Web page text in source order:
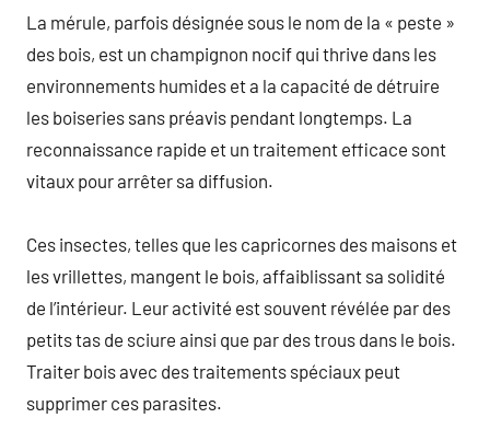
La mérule, parfois désignée sous le nom de la « peste »
des bois, est un champignon nocif qui thrive dans les
environnements humides et a la capacité de détruire
les boiseries sans préavis pendant longtemps. La
reconnaissance rapide et un traitement efficace sont
vitaux pour arrêter sa diffusion.
Ces insectes, telles que les capricornes des maisons et
les vrillettes, mangent le bois, affaiblissant sa solidité
de l’intérieur. Leur activité est souvent révélée par des
petits tas de sciure ainsi que par des trous dans le bois.
Traiter bois avec des traitements spéciaux peut
supprimer ces parasites.